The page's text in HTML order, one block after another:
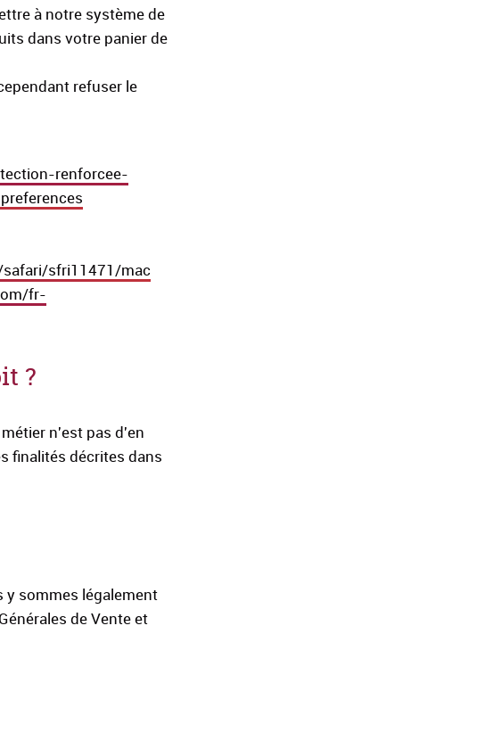
à notre système de
dans votre panier de
refuser le
renforcee-
sfri11471/mac
fr-
?
n'est pas d'en
finalités décrites dans
sommes légalement
de Vente et